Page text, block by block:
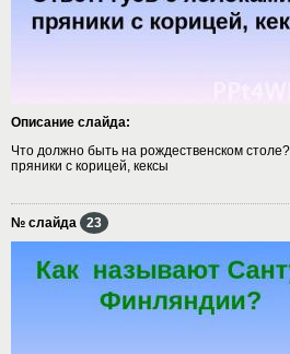
Описание слайда:
Что должно быть на рождественском столе?
пряники с корицей, кексы
№ слайда 23